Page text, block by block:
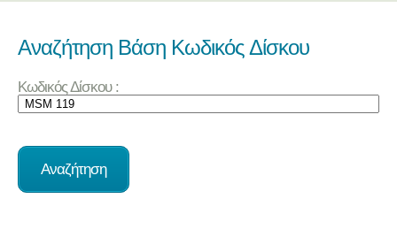
Αναζήτηση Βάση Κωδικός Δίσκου
Κωδικός Δίσκου :